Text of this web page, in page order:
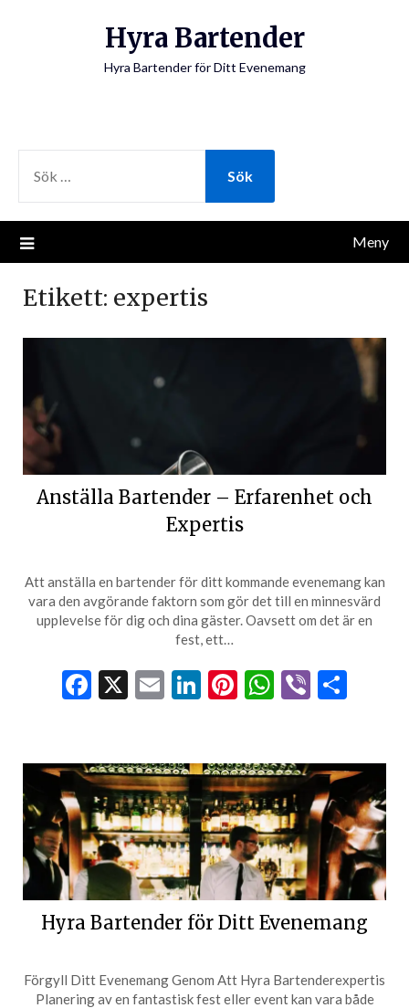
Hyra Bartender
Hyra Bartender för Ditt Evenemang
EFTER:
Meny
Etikett: expertis
Anställa Bartender – Erfarenhet och
Expertis
Att anställa en bartender för ditt kommande evenemang kan
vara den avgörande faktorn som gör det till en minnesvärd
upplevelse för dig och dina gäster. Oavsett om det är en
fest, ett…
Facebook
X EmailLinkedIn
Pinterest
WhatsApp
Viber
Hyra Bartender för Ditt Evenemang
Förgyll Ditt Evenemang Genom Att Hyra Bartenderexpertis
Planering av en fantastisk fest eller event kan vara både